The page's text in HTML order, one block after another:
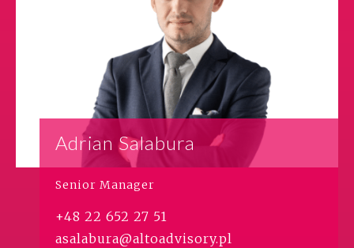
Adrian Salabura
Senior Manager
+48 22 652 27 51
asalabura@altoadvisory.pl